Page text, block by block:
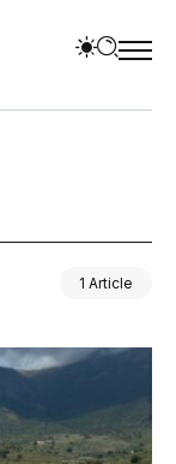
1 Article